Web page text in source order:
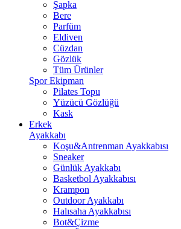
Şapka
Bere
Parfüm
Eldiven
Cüzdan
Gözlük
Tüm Ürünler
Spor Ekipman
Pilates Topu
Yüzücü Gözlüğü
Kask
Erkek
Ayakkabı
Koşu&Antrenman Ayakkabısı
Sneaker
Günlük Ayakkabı
Basketbol Ayakkabısı
Krampon
Outdoor Ayakkabı
Halısaha Ayakkabısı
Bot&Çizme